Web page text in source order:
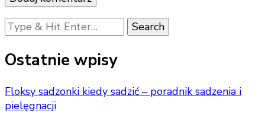
Looking
for
Something?
Ostatnie wpisy
Floksy sadzonki kiedy sadzić – poradnik sadzenia i
pielęgnacji